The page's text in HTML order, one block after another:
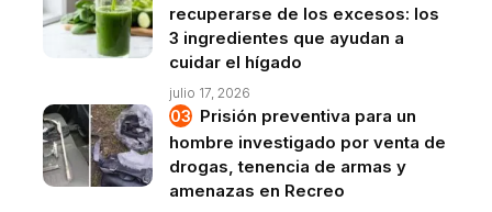
recuperarse de los excesos: los
3 ingredientes que ayudan a
cuidar el hígado
julio 17, 2026
Prisión preventiva para un
hombre investigado por venta de
drogas, tenencia de armas y
amenazas en Recreo